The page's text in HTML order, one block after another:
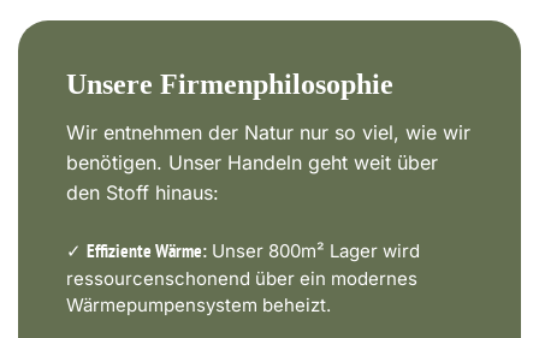
Unsere Firmenphilosophie
Wir entnehmen der Natur nur so viel, wie wir
benötigen. Unser Handeln geht weit über
den Stoff hinaus:
✓ Effiziente Wärme: Unser 800m² Lager wird
ressourcenschonend über ein modernes
Wärmepumpensystem beheizt.